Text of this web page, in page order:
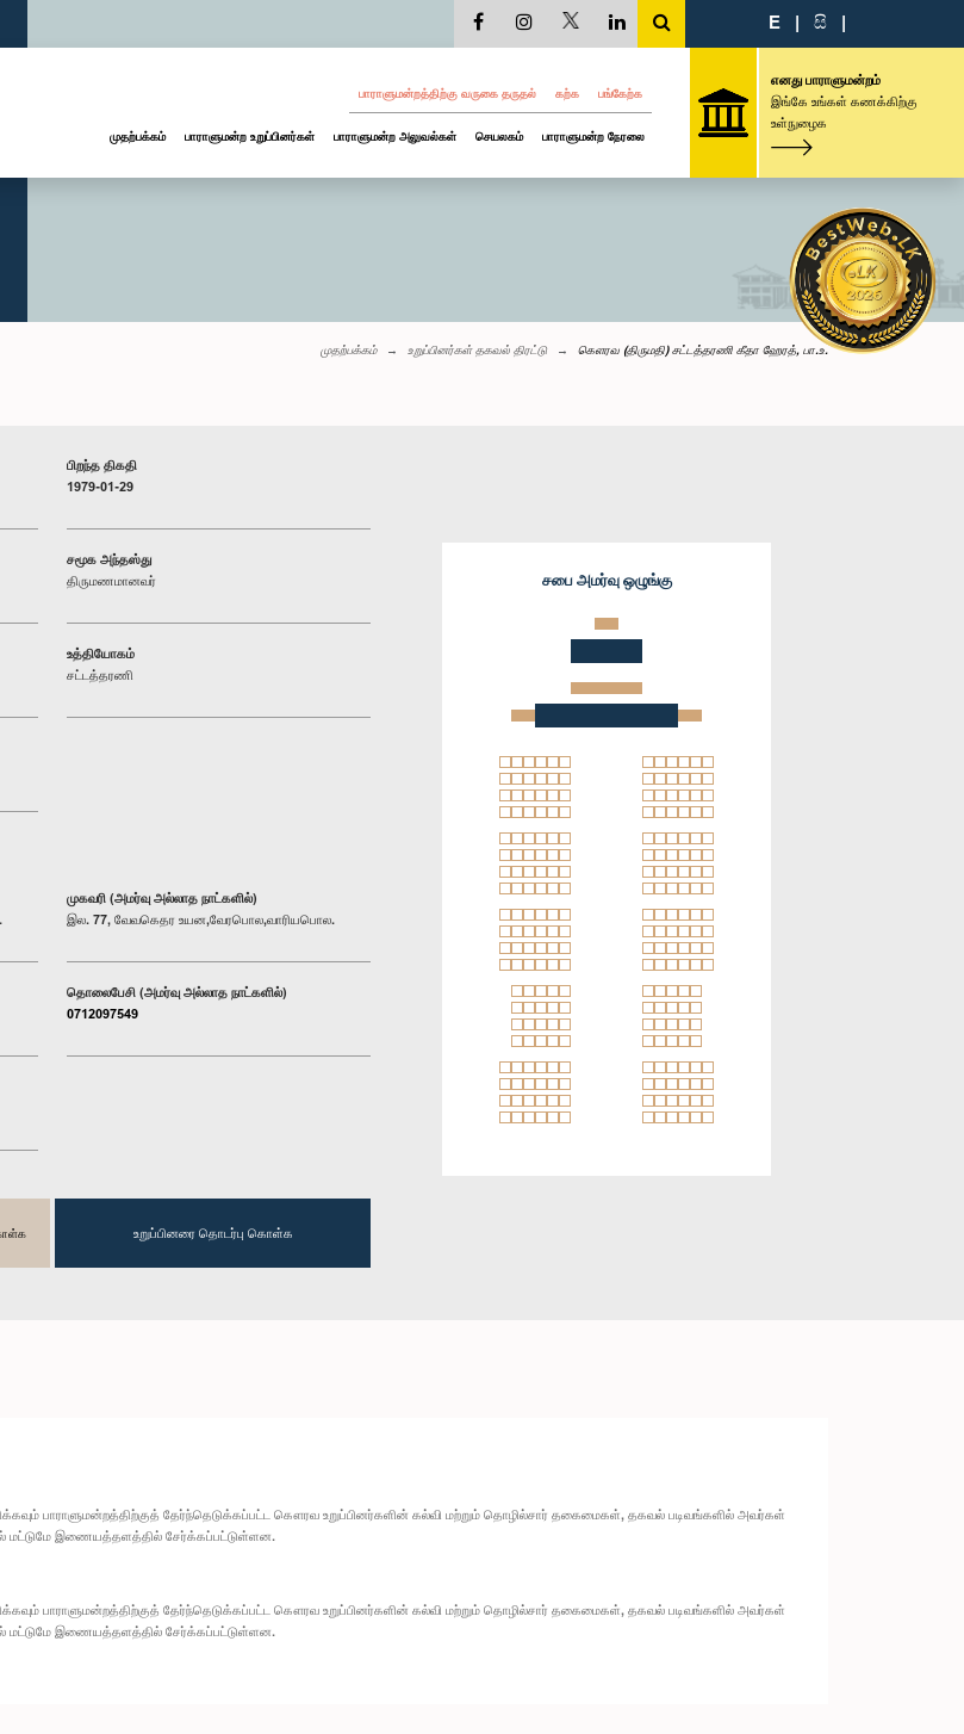
E | සි |
பாராளுமன்றத்திற்கு வருகை தருதல் கற்க பங்கேற்க
முதற்பக்கம் பாராளுமன்ற உறுப்பினர்கள் பாராளுமன்ற அலுவல்கள் செயலகம் பாராளுமன்ற நேரலை
எனது பாராளுமன்றம்
இங்கே உங்கள் கணக்கிற்கு
உள்நுழைக
முதற்பக்கம் உறுப்பினர்கள் தகவல் திரட்டு கௌரவ (திருமதி) சட்டத்தரணி கீதா ஹேரத், பா.உ.
பிறந்த திகதி
1979-01-29
சமூக அந்தஸ்து
திருமணமானவர்
உத்தியோகம்
சட்டத்தரணி
முகவரி (அமர்வு அல்லாத நாட்களில்)
இல. 77, வேவகெதர உயன,வேரபொல,வாரியபொல.
தொலைபேசி (அமர்வு அல்லாத நாட்களில்)
0712097549
உறுப்பினரை தொடர்பு கொள்க
சபை அமர்வு ஒழுங்கு
பாராளுமன்றத்திற்குத் தேர்ந்தெடுக்கப்பட்ட கௌரவ உறுப்பினர்களின் கல்வி மற்றும் தொழில்சார் தகைமைகள், தகவல் படிவங்களில் அவர்கள்
மட்டுமே இணையத்தளத்தில் சேர்க்கப்பட்டுள்ளன.
பாராளுமன்றத்திற்குத் தேர்ந்தெடுக்கப்பட்ட கௌரவ உறுப்பினர்களின் கல்வி மற்றும் தொழில்சார் தகைமைகள், தகவல் படிவங்களில் அவர்கள்
மட்டுமே இணையத்தளத்தில் சேர்க்கப்பட்டுள்ளன.